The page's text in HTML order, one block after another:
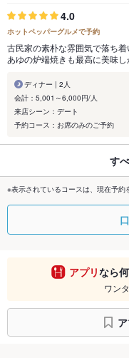
4.0
ホットペッパーグルメで予約
古民家の素朴な雰囲気で落ち着
あゆの炉端焼きも最高に美味し
ディナー | 2人
会計：5,001～6,000円/人
来店シーン：デート
予約コース：お席のみのご予約
す
※表示されているコースは、現在予約
アプリなら
ワン